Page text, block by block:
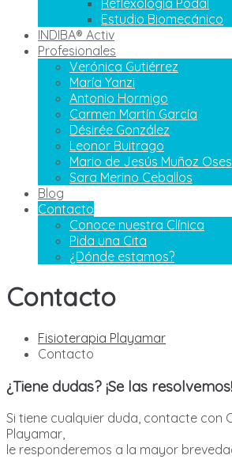
Reflexología Podal
Estudio Biomecánico
INDIBA® Activ
Profesionales
Verónica Gutiérrez
María Yanzi
Antonio Hormigo
Carmen Martín García
Désirée González
Leonor Buitrago
Mario de Jesús Muñoz Oses
Sara Merino Ceballos
Blog
Contacto
Conoce nuestra Clínica
Pida una Cita
¿Dónde estamos?
Contacto
Fisioterapia Playamar
Contacto
¿Tiene dudas? ¡Se las resolvemos!
Si tiene cualquier duda, contacte con
Playamar,
le responderemos a la mayor